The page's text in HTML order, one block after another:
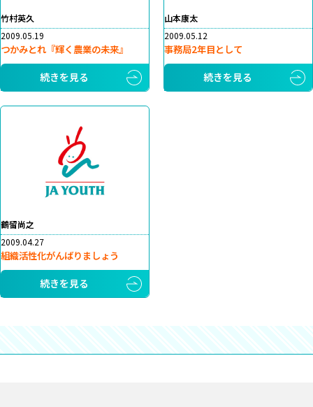
竹村英久
2009.05.19
つかみとれ『輝く農業の未来』
続きを見る
山本康太
2009.05.12
事務局2年目として
続きを見る
鶴留尚之
2009.04.27
組織活性化がんばりましょう
続きを見る